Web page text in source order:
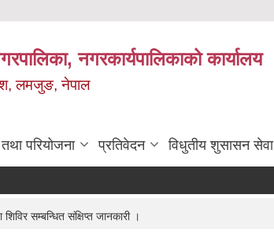
नगरकार्यपालिकाको कार्यालय
लमजुङ, नेपाल
परियोजना प्रतिवेदन विधुतीय शुसासन सेवा
सम्बन्धित संक्षिप्त जानकारी ।